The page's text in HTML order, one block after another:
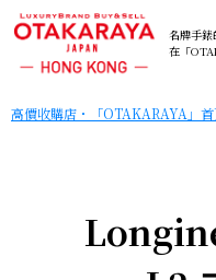
名牌手
在「
高價收購店・「OTAKARAYA」